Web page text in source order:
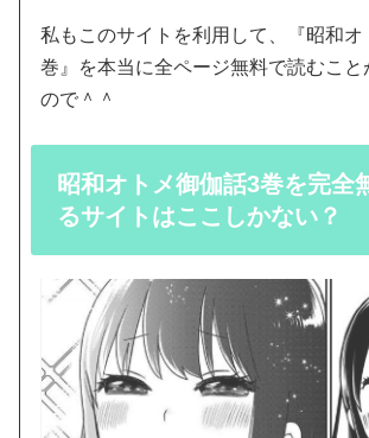
私もこのサイトを利用して、『昭和オ
巻』を本当に全ページ無料で読むこと
ので＾＾
昭和オトメ御伽話3巻を完全
るサイトはここしかない？